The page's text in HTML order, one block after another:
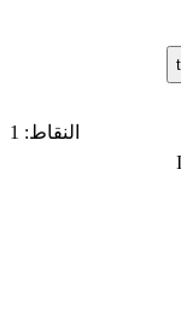
النقاط: 1